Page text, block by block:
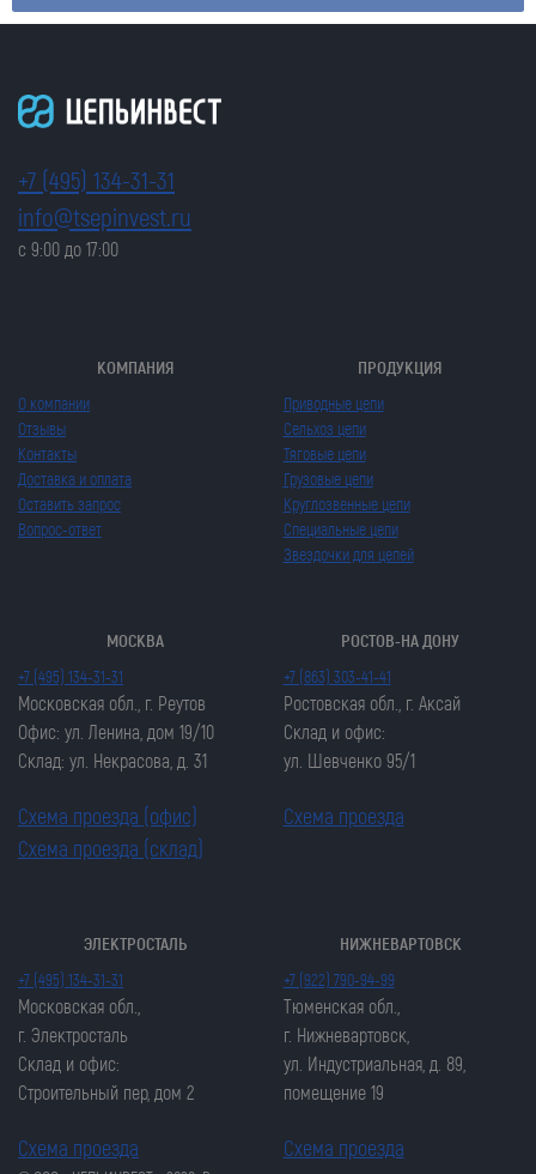
+7 (495) 134-31-31
info@tsepinvest.ru
с 9:00 до 17:00
КОМПАНИЯ
О компании
Отзывы
Контакты
Доставка и оплата
Оставить запрос
Вопрос-ответ
ПРОДУКЦИЯ
Приводные цепи
Сельхоз цепи
Тяговые цепи
Грузовые цепи
Круглозвенные цепи
Специальные цепи
Звездочки для цепей
МОСКВА
+7 (495) 134-31-31
Московская обл., г. Реутов
Офис: ул. Ленина, дом 19/10
Склад: ул. Некрасова, д. 31
Схема проезда (офис)
Схема проезда (склад)
РОСТОВ-НА ДОНУ
+7 (863) 303-41-41
Ростовская обл., г. Аксай
Склад и офис:
ул. Шевченко 95/1
Схема проезда
ЭЛЕКТРОСТАЛЬ
+7 (495) 134-31-31
Московская обл.,
г. Электросталь
Склад и офис:
Строительный пер, дом 2
Схема проезда
НИЖНЕВАРТОВСК
+7 (922) 790-94-99
Тюменская обл.,
г. Нижневартовск,
ул. Индустриальная, д. 89,
помещение 19
Схема проезда
Закрыть попап
ЗАКАЗАТЬ ЦЕПЬ
Закрыть попап
ОСТАВИТЬ ЗАЯВКУ
Закрыть попап
ОСТАВИТЬ ЗАЯВКУ
Закрыть попап
ЗАКАЗАТЬ ЦЕПЬ